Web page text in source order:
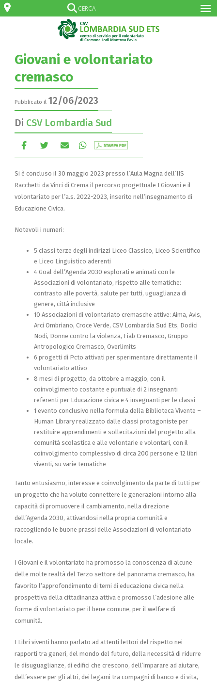
Giovani e volontariato
cremasco
Pubblicato il 12/06/2023
Di CSV Lombardia Sud
Si è concluso il 30 maggio 2023 presso l’Aula Magna dell’IIS
Racchetti da Vinci di Crema il percorso progettuale I Giovani e il
volontariato per l’a.s. 2022-2023, inserito nell’insegnamento di
Educazione Civica.
Notevoli i numeri:
5 classi terze degli indirizzi Liceo Classico, Liceo Scientifico
e Liceo Linguistico aderenti
4 Goal dell’Agenda 2030 esplorati e animati con le
Associazioni di volontariato, rispetto alle tematiche:
contrasto alle povertà, salute per tutti, uguaglianza di
genere, città inclusive
10 Associazioni di volontariato cremasche attive: Aima, Avis,
Arci Ombriano, Croce Verde, CSV Lombardia Sud Ets, Dodici
Nodi, Donne contro la violenza, Fiab Cremasco, Gruppo
Antropologico Cremasco, Overlimits
6 progetti di Pcto attivati per sperimentare direttamente il
volontariato attivo
8 mesi di progetto, da ottobre a maggio, con il
coinvolgimento costante e puntuale di 2 insegnanti
referenti per Educazione civica e 4 insegnanti per le classi
1 evento conclusivo nella formula della Biblioteca Vivente –
Human Library realizzato dalle classi protagoniste per
restituire apprendimenti e sollecitazioni del progetto alla
comunità scolastica e alle volontarie e volontari, con il
coinvolgimento complessivo di circa 200 persone e 12 libri
viventi, su varie tematiche
Tanto entusiasmo, interesse e coinvolgimento da parte di tutti per
un progetto che ha voluto connettere le generazioni intorno alla
capacità di promuovere il cambiamento, nella direzione
dell’Agenda 2030, attivandosi nella propria comunità e
raccogliendo le buone prassi delle Associazioni di volontariato
locale.
I Giovani e il volontariato ha promosso la conoscenza di alcune
delle molte realtà del Terzo settore del panorama cremasco, ha
favorito l’approfondimento di temi di educazione civica nella
prospettiva della cittadinanza attiva e promosso l’adesione alle
forme di volontariato per il bene comune, per il welfare di
comunità.
I Libri viventi hanno parlato ad attenti lettori del rispetto nei
rapporti tra generi, del mondo del futuro, della necessità di ridurre
le disuguaglianze, di edifici che crescono, dell’imparare ad aiutare,
dell’essere per gli altri, dei legami tra compagni di banco e di vita,